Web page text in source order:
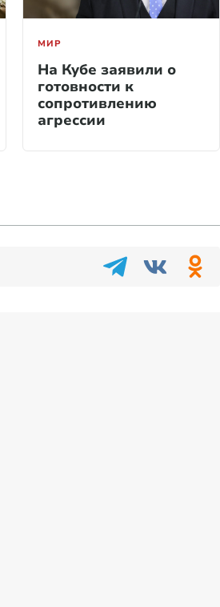
МИР
На Кубе заявили о
готовности к
сопротивлению
агрессии